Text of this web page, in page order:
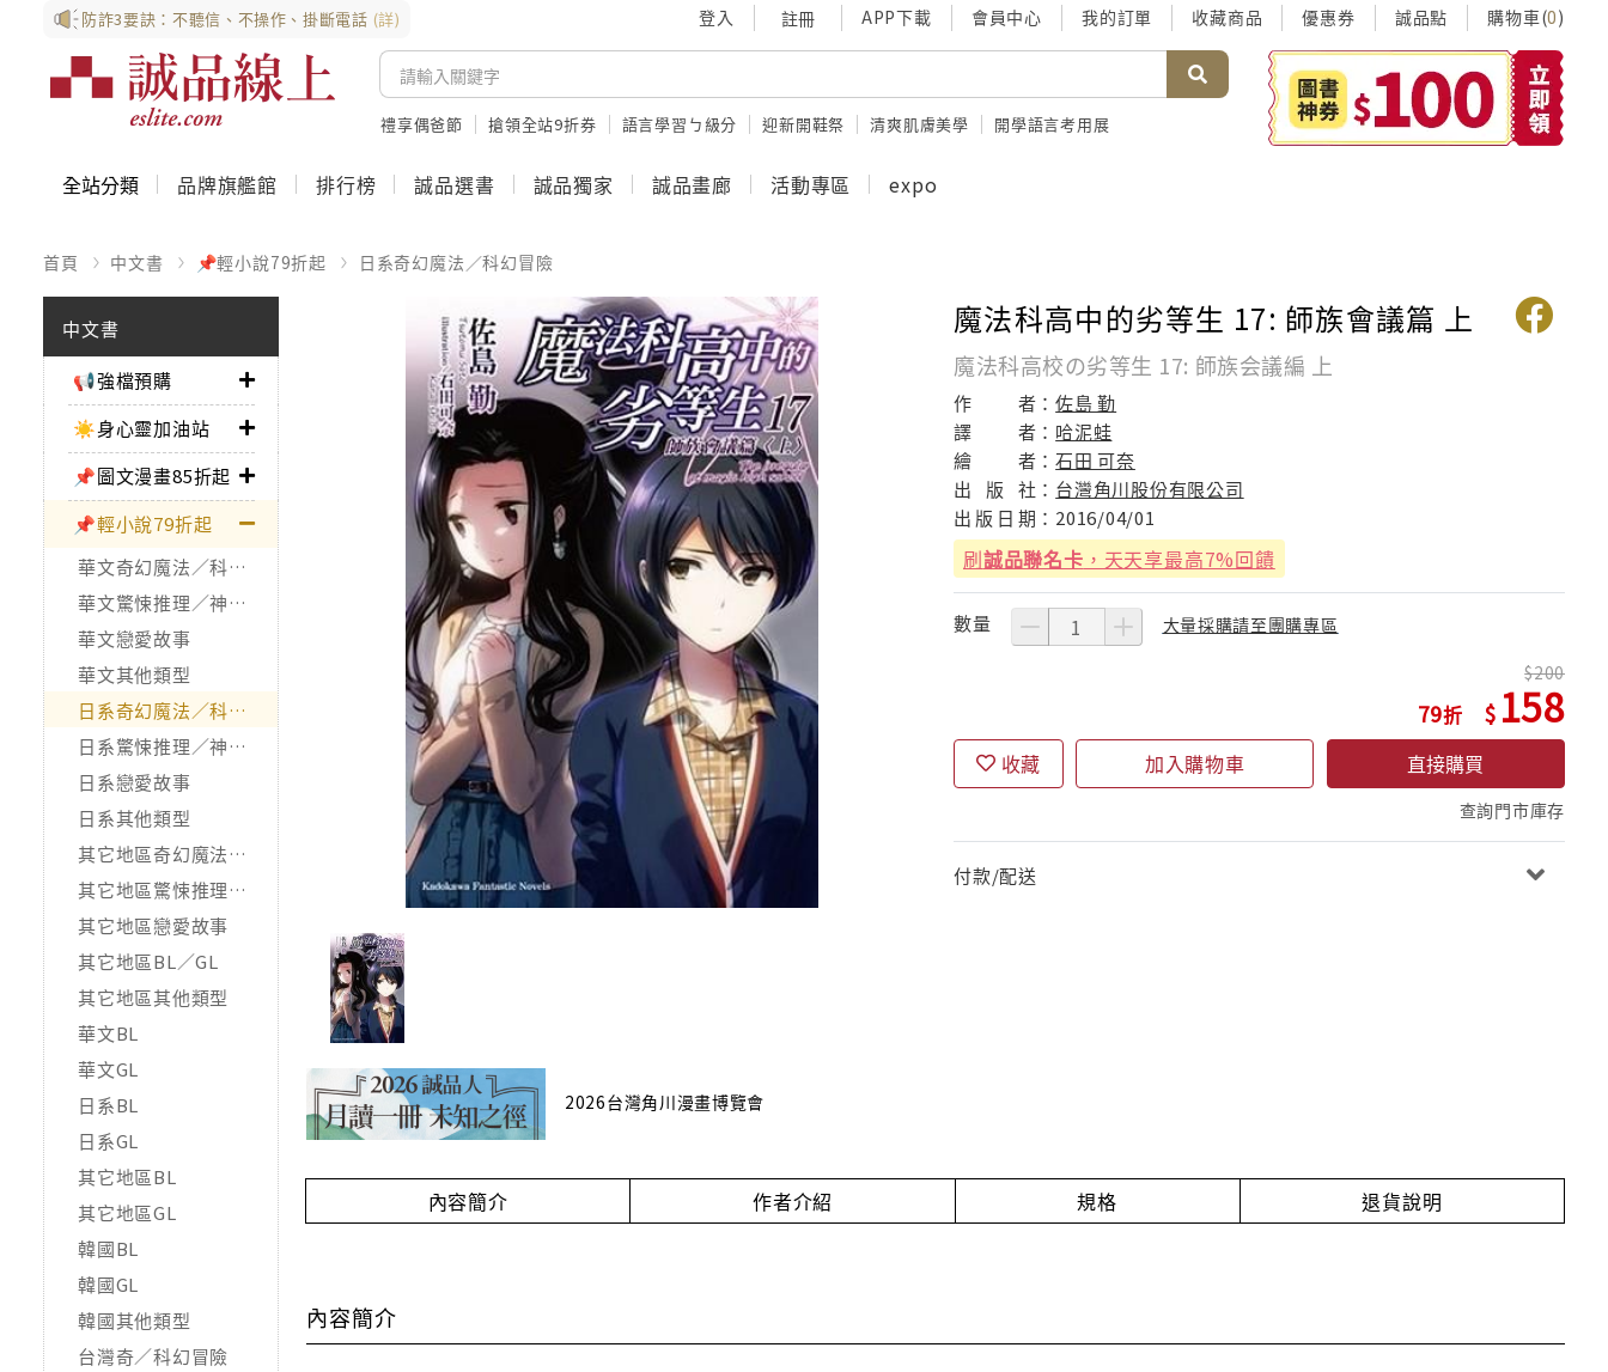
防詐3要訣：不聽信、不操作、掛斷電話 (詳) 登入 註冊 APP下載 會員中心 我的訂單 收藏商品 優惠券 誠品點 購物車(0)
禮享偶爸節 搶領全站9折券 語言學習ㄅ級分 迎新開鞋祭 清爽肌膚美學 開學語言考用展
全站分類 品牌旗艦館 排行榜 誠品選書 誠品獨家 誠品畫廊 活動專區 expo
首頁 中文書 📌輕小說79折起 日系奇幻魔法／科幻冒險
中文書
📢強檔預購
☀️身心靈加油站
📌圖文漫畫85折起
📌輕小說79折起
華文奇幻魔法／科幻冒險
華文驚悚推理／神怪靈異
華文戀愛故事
華文其他類型
日系奇幻魔法／科幻冒險
日系驚悚推理／神怪靈異
日系戀愛故事
日系其他類型
其它地區奇幻魔法／科幻冒險
其它地區驚悚推理／神怪靈異
其它地區戀愛故事
其它地區BL／GL
其它地區其他類型
華文BL
華文GL
日系BL
日系GL
其它地區BL
其它地區GL
韓國BL
韓國GL
韓國其他類型
台灣奇／科幻冒險
2026台灣角川漫畫博覽會
魔法科高中的劣等生 17: 師族會議篇 上
魔法科高校の劣等生 17: 師族会議編 上
作 者：佐島 勤
譯
者： 哈泥蛙
繪
者：石田 可奈
出
版 社： 台灣角川股份有限公司
出 版 日 期： 2016/04/01
刷誠品聯名卡 ，天天享最高7%回饋
數量 大量採購請至團購專區
79
200
158
收藏 加入購物車 直接購買
查詢門市庫存
付款/配送
內容簡介 作者介紹 規格 退貨說明
內容簡介